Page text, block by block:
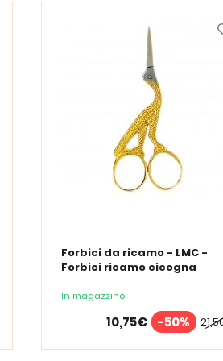
Forbici da ricamo - LMC -
Forbici ricamo cicogna
In magazzino
10,75€ -50%